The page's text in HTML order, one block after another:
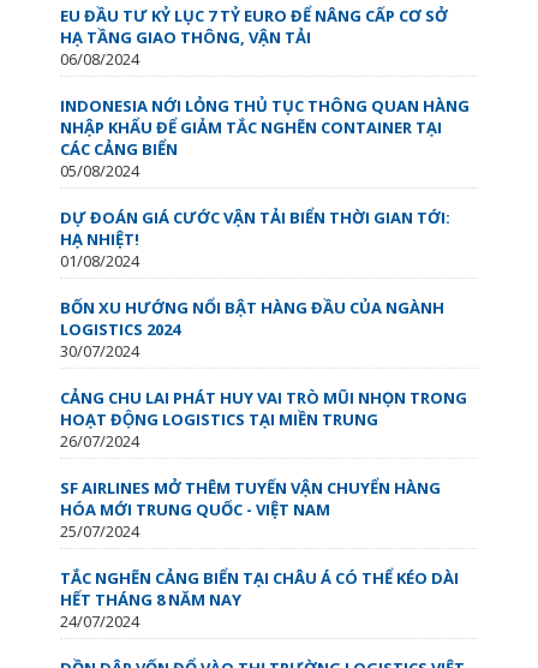
EU ĐẦU TƯ KỶ LỤC 7 TỶ EURO ĐỂ NÂNG CẤP CƠ SỞ
HẠ TẦNG GIAO THÔNG, VẬN TẢI
06/08/2024
INDONESIA NỚI LỎNG THỦ TỤC THÔNG QUAN HÀNG
NHẬP KHẨU ĐỂ GIẢM TẮC NGHẼN CONTAINER TẠI
CÁC CẢNG BIỂN
05/08/2024
DỰ ĐOÁN GIÁ CƯỚC VẬN TẢI BIỂN THỜI GIAN TỚI:
HẠ NHIỆT!
01/08/2024
BỐN XU HƯỚNG NỔI BẬT HÀNG ĐẦU CỦA NGÀNH
LOGISTICS 2024
30/07/2024
CẢNG CHU LAI PHÁT HUY VAI TRÒ MŨI NHỌN TRONG
HOẠT ĐỘNG LOGISTICS TẠI MIỀN TRUNG
26/07/2024
SF AIRLINES MỞ THÊM TUYẾN VẬN CHUYỂN HÀNG
HÓA MỚI TRUNG QUỐC - VIỆT NAM
25/07/2024
TẮC NGHẼN CẢNG BIỂN TẠI CHÂU Á CÓ THỂ KÉO DÀI
HẾT THÁNG 8 NĂM NAY
24/07/2024